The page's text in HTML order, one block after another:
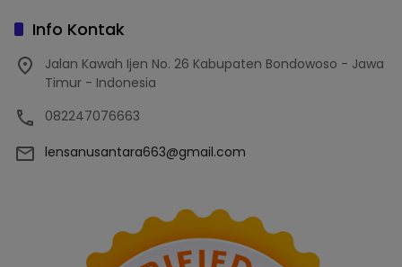
Info Kontak
Jalan Kawah Ijen No. 26 Kabupaten Bondowoso - Jawa
Timur - Indonesia
082247076663
lensanusantara663@gmail.com